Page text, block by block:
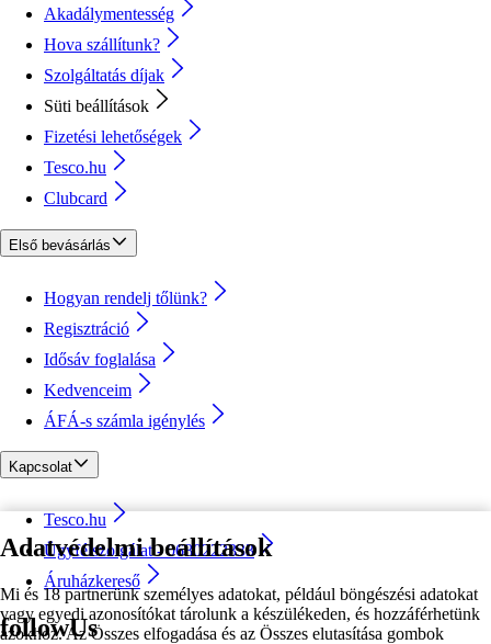
Adatvédelmi beállítások
Mi és 18 partnerünk személyes adatokat, például böngészési adatokat
vagy egyedi azonosítókat tárolunk a készülékeden, és hozzáférhetünk
azokhoz. Az Összes elfogadása és az Összes elutasítása gombok
Akadálymentesség
Hova szállítunk?
Szolgáltatás díjak
Süti beállítások
Fizetési lehetőségek
Tesco.hu
Clubcard
Első bevásárlás
Hogyan rendelj tőlünk?
Regisztráció
Idősáv foglalása
Kedvenceim
ÁFÁ-s számla igénylés
Kapcsolat
Tesco.hu
Ügyfélszolgálat - 0680222333
Áruházkereső
followUs